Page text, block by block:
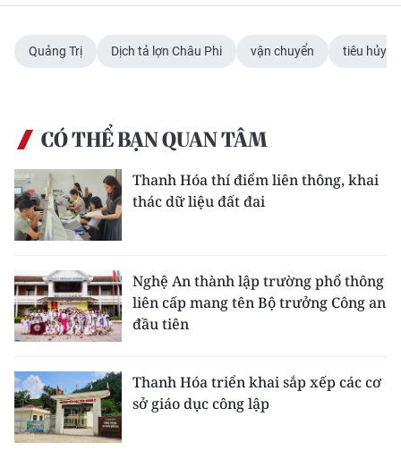
Chuyên trang Hà Nội
CHUYÊN ĐỀ
CÁC CHUYÊN TRANG
VỀ BÁO NHÂN DÂN
THỜI NAY
NHÂN DÂN CUỐI TUẦN
NHÂN DÂN HẰNG THÁNG
MUA BÁO
Quảng Trị Dịch tả lợn Châu Phi vận chuyển tiêu hủy
CÓ THỂ BẠN QUAN TÂM
Thanh Hóa thí điểm liên thông, khai
thác dữ liệu đất đai
Nghệ An thành lập trường phổ thông
liên cấp mang tên Bộ trưởng Công an
đầu tiên
Thanh Hóa triển khai sắp xếp các cơ
sở giáo dục công lập